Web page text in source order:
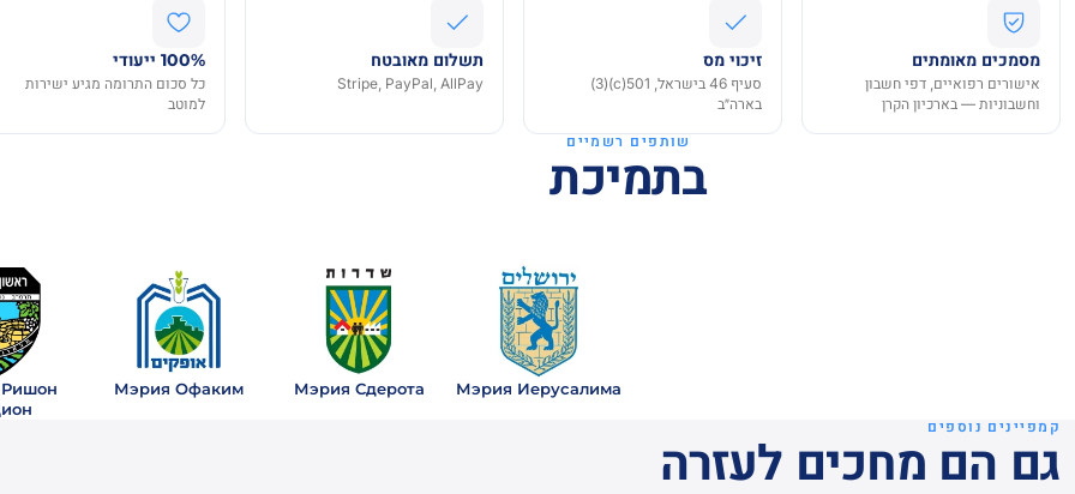
מסמכים מאומתים
אישורים רפואיים, דפי חשבון
וחשבוניות — בארכיון הקרן
זיכוי מס
סעיף 46 בישראל, 501(c)(3)
בארה״ב
תשלום מאובטח
Stripe, PayPal, AllPay
100% ייעודי
כל סכום התרומה מגיע ישירות
למוטב
שותפים רשמיים
בתמיכת
Мэрия Иерусалима
Мэрия Сдерота
Мэрия Офаким
קמפיינים נוספים
גם הם מחכים לעזרה